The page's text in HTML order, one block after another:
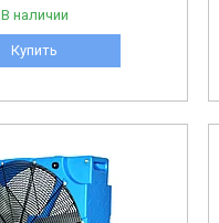
В наличии
Купить